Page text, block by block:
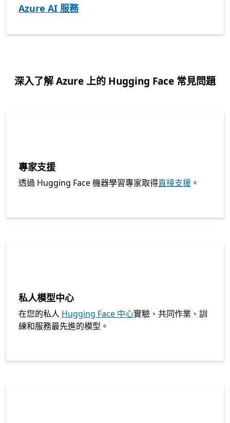
Azure AI 服務
深入了解 Azure 上的 Hugging Face 常見問題
專家支援
透過 Hugging Face 機器學習專家取得直接支援 。
私人模型中心
在您的私人 Hugging Face 中心實驗、共同作業、訓
練和服務最先進的模型。